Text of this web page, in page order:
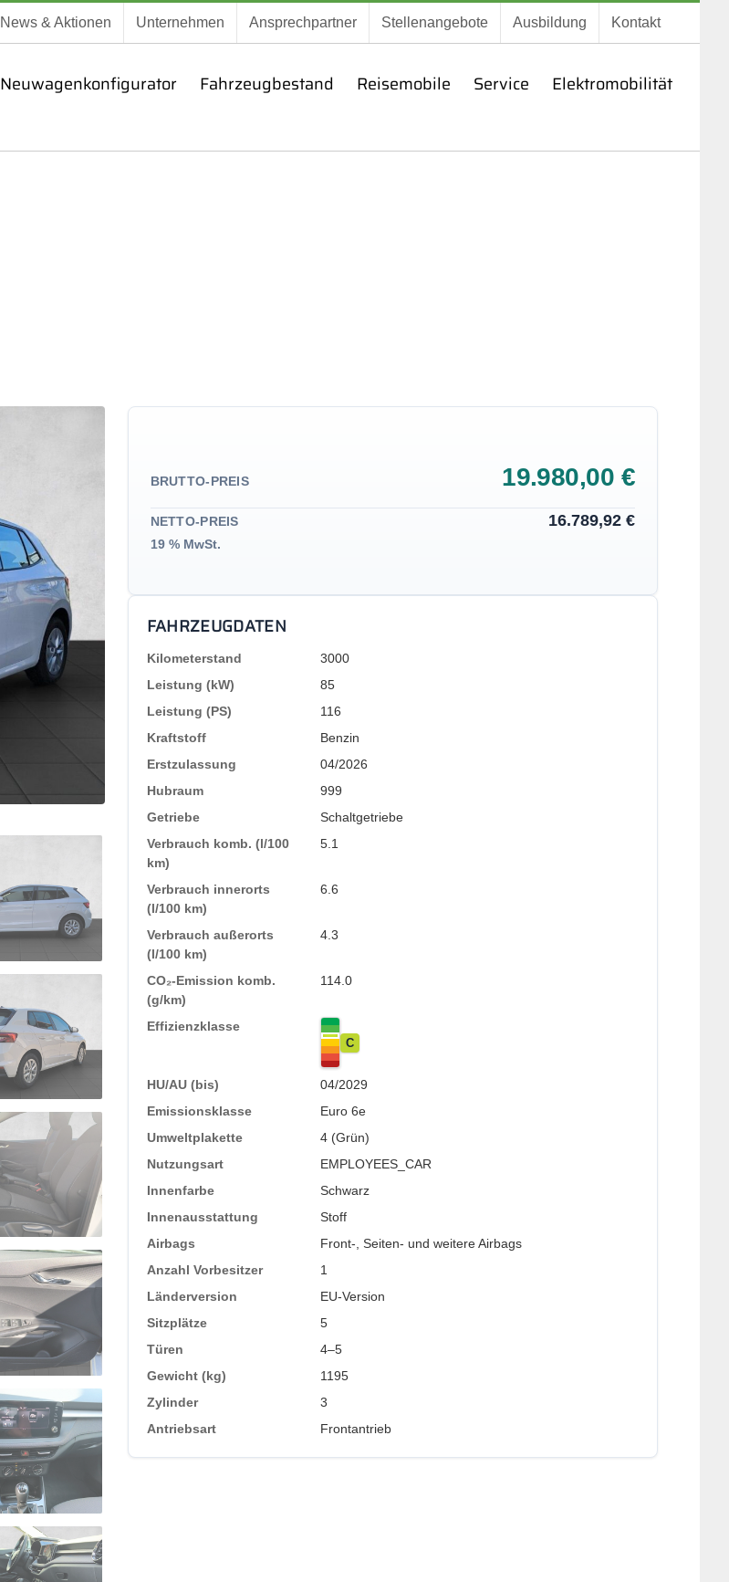
News & Aktionen Unternehmen Ansprechpartner Stellenangebote Ausbildung Kontakt
Neuwagenkonfigurator Fahrzeugbestand Reisemobile Service Elektromobilität
BRUTTO-PREIS 19.980,00 €
NETTO-PREIS 16.789,92 €
19 % MwSt.
FAHRZEUGDATEN
Kilometerstand
3000
Leistung (kW)
85
Leistung (PS)
116
Kraftstoff
Benzin
Erstzulassung
04/2026
Hubraum
999
Getriebe
Schaltgetriebe
Verbrauch komb. (l/100
km)
5.1
Verbrauch innerorts
(l/100 km)
6.6
Verbrauch außerorts
(l/100 km)
4.3
CO₂-Emission komb.
(g/km)
114.0
Effizienzklasse
C
HU/AU (bis)
04/2029
Emissionsklasse
Euro 6e
Umweltplakette
4 (Grün)
Nutzungsart
EMPLOYEES_CAR
Innenfarbe
Schwarz
Innenausstattung
Stoff
Airbags
Front-, Seiten- und weitere Airbags
Anzahl Vorbesitzer
1
Länderversion
EU-Version
Sitzplätze
5
Türen
4–5
Gewicht (kg)
1195
Zylinder
3
Antriebsart
Frontantrieb